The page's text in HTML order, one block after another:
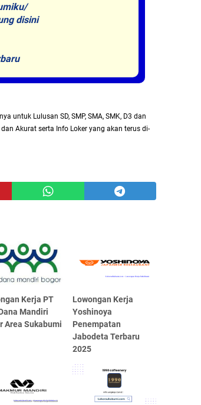
disini
untuk Lulusan SD, SMP, SMA, SMK, D3 dan
Akurat serta Info Loker yang akan terus di-
Kerja PT
Mandiri
Area Sukabumi
Lowongan Kerja
Yoshinoya
Penempatan
Jabodeta Terbaru
2025